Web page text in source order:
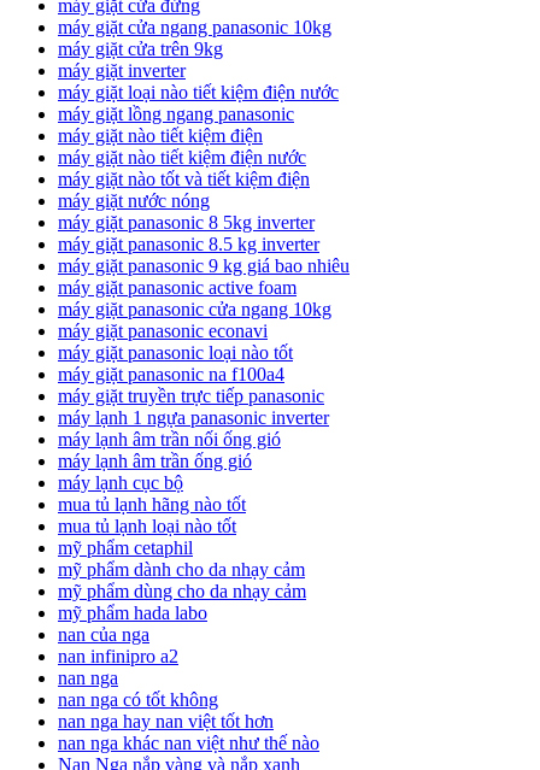
máy giặt cửa đứng
máy giặt cửa ngang panasonic 10kg
máy giặt cửa trên 9kg
máy giặt inverter
máy giặt loại nào tiết kiệm điện nước
máy giặt lồng ngang panasonic
máy giặt nào tiết kiệm điện
máy giặt nào tiết kiệm điện nước
máy giặt nào tốt và tiết kiệm điện
máy giặt nước nóng
máy giặt panasonic 8 5kg inverter
máy giặt panasonic 8.5 kg inverter
máy giặt panasonic 9 kg giá bao nhiêu
máy giặt panasonic active foam
máy giặt panasonic cửa ngang 10kg
máy giặt panasonic econavi
máy giặt panasonic loại nào tốt
máy giặt panasonic na f100a4
máy giặt truyền trực tiếp panasonic
máy lạnh 1 ngựa panasonic inverter
máy lạnh âm trần nối ống gió
máy lạnh âm trần ống gió
máy lạnh cục bộ
mua tủ lạnh hãng nào tốt
mua tủ lạnh loại nào tốt
mỹ phẩm cetaphil
mỹ phẩm dành cho da nhạy cảm
mỹ phẩm dùng cho da nhạy cảm
mỹ phẩm hada labo
nan của nga
nan infinipro a2
nan nga
nan nga có tốt không
nan nga hay nan việt tốt hơn
nan nga khác nan việt như thế nào
Nan Nga nắp vàng và nắp xanh